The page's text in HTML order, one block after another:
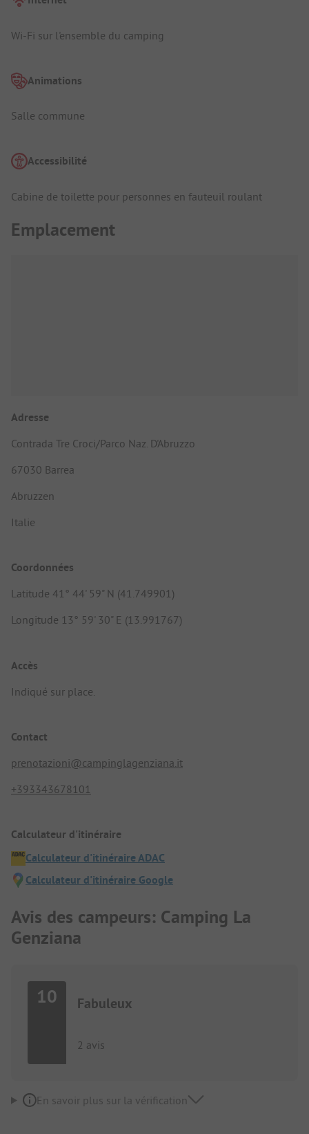
Wi-Fi sur l'ensemble du camping
Animations
Salle commune
Accessibilité
Cabine de toilette pour personnes en fauteuil roulant
Emplacement
Adresse
Contrada Tre Croci/Parco Naz. D'Abruzzo
67030 Barrea
Abruzzen
Italie
Coordonnées
Latitude 41° 44' 59" N (41.749901)
Longitude 13° 59' 30" E (13.991767)
Accès
Indiqué sur place.
Contact
prenotazioni@campinglagenziana.it
+393343678101
Calculateur d'itinéraire
Calculateur d'itinéraire ADAC
Calculateur d'itinéraire Google
Avis des campeurs: Camping La
Genziana
10 Fabuleux
2 avis
En savoir plus sur la vérification